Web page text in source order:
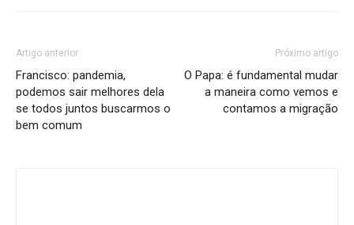
Artigo anterior
Francisco: pandemia,
podemos sair melhores dela
se todos juntos buscarmos o
bem comum
Próximo artigo
O Papa: é fundamental mudar
a maneira como vemos e
contamos a migração